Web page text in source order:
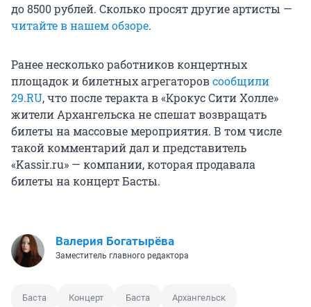
до 8500 рублей. Сколько просят другие артисты —
читайте в нашем обзоре.
Ранее несколько работников концертных
площадок и билетных агрегаторовсообщили
29.RU, что после теракта в «Крокус Сити Холле»
жители Архангельска не спешат возвращать
билеты на массовые мероприятия. В том числе
такой комментарий дал и представитель
«Kassir.ru» — компании, которая продавала
билеты на концерт Басты.
Валерия Богатырёва
Заместитель главного редактора
Баста Концерт Баста Архангельск